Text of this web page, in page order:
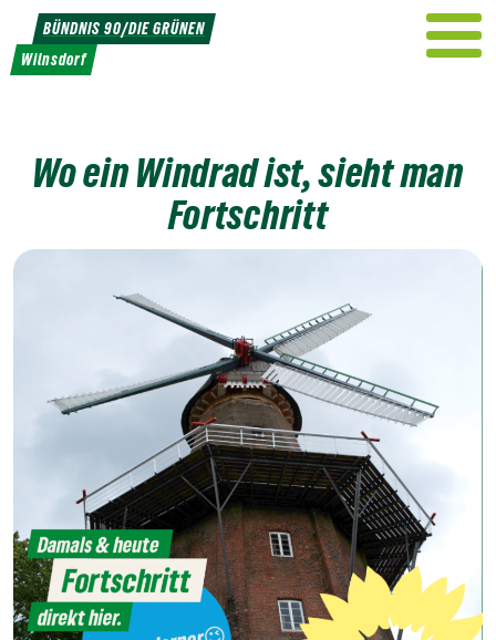
Weiter
zum
Inhalt
BÜNDNIS 90/DIE GRÜNEN
Wilnsdorf
Wo ein Windrad ist, sieht man
Fortschritt